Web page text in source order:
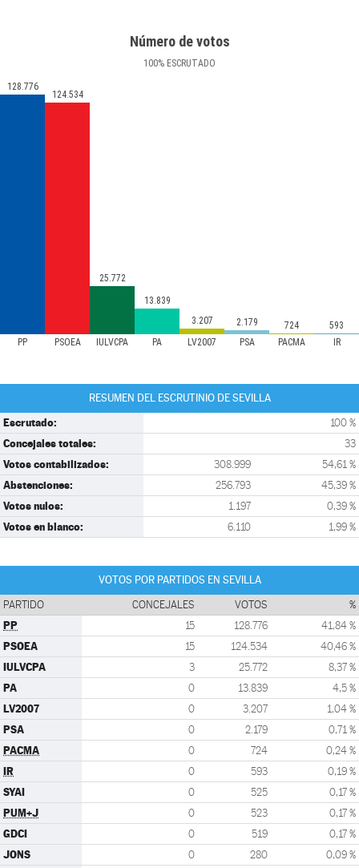
Número de votos
100% ESCRUTADO
PP PSOEA IULVCPA PA LV2007 PSA PACMA IR
128.776
124.534
25.772
13.839
3.207
2.179 724 593
RESUMEN DEL ESCRUTINIO DE SEVILLA
Escrutado: 100 %
Concejales totales: 33
Votos contabilizados: 308.999 54,61 %
Abstenciones: 256.793 45,39 %
Votos nulos: 1.197 0,39 %
Votos en blanco: 6.110 1,99 %
VOTOS POR PARTIDOS EN SEVILLA
PARTIDO CONCEJALES VOTOS %
PP 15 128.776 41,84 %
PSOEA 15 124.534 40,46 %
IULVCPA 3 25.772 8,37 %
PA 0 13.839 4,5 %
LV2007 0 3.207 1,04 %
PSA 0 2.179 0,71 %
PACMA 0 724 0,24 %
IR 0 593 0,19 %
SYAI 0 525 0,17 %
PUM+J 0 523 0,17 %
GDCI 0 519 0,17 %
JONS 0 280 0,09 %